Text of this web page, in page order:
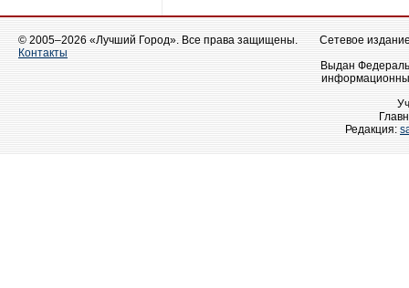
© 2005–2026 «Лучший Город». Все права защищены.
Контакты
Сетевое
Выдан
Редакция: